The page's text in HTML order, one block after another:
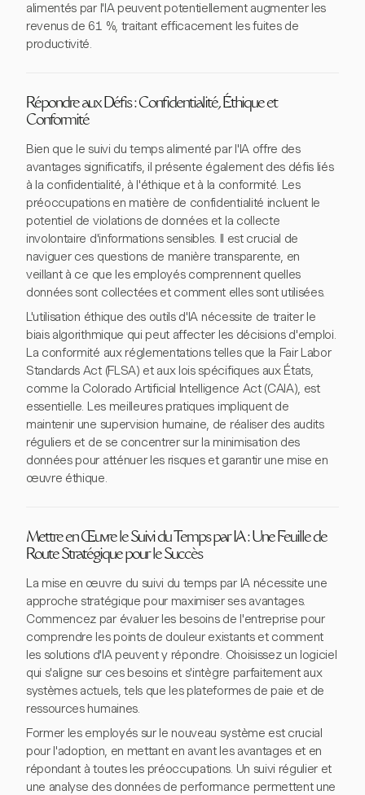
alimentés par l'IA peuvent potentiellement augmenter les
revenus de 61 %, traitant efficacement les fuites de
productivité.
Répondre aux Défis : Confidentialité, Éthique et
Conformité
Bien que le suivi du temps alimenté par l'IA offre des
avantages significatifs, il présente également des défis liés
à la confidentialité, à l'éthique et à la conformité. Les
préoccupations en matière de confidentialité incluent le
potentiel de violations de données et la collecte
involontaire d'informations sensibles. Il est crucial de
naviguer ces questions de manière transparente, en
veillant à ce que les employés comprennent quelles
données sont collectées et comment elles sont utilisées.
L'utilisation éthique des outils d'IA nécessite de traiter le
biais algorithmique qui peut affecter les décisions d'emploi.
La conformité aux réglementations telles que la Fair Labor
Standards Act (FLSA) et aux lois spécifiques aux États,
comme la Colorado Artificial Intelligence Act (CAIA), est
essentielle. Les meilleures pratiques impliquent de
maintenir une supervision humaine, de réaliser des audits
réguliers et de se concentrer sur la minimisation des
données pour atténuer les risques et garantir une mise en
œuvre éthique.
Mettre en Œuvre le Suivi du Temps par IA : Une Feuille de
Route Stratégique pour le Succès
La mise en œuvre du suivi du temps par IA nécessite une
approche stratégique pour maximiser ses avantages.
Commencez par évaluer les besoins de l'entreprise pour
comprendre les points de douleur existants et comment
les solutions d'IA peuvent y répondre. Choisissez un logiciel
qui s'aligne sur ces besoins et s'intègre parfaitement aux
systèmes actuels, tels que les plateformes de paie et de
ressources humaines.
Former les employés sur le nouveau système est crucial
pour l'adoption, en mettant en avant les avantages et en
répondant à toutes les préoccupations. Un suivi régulier et
une analyse des données de performance permettent une